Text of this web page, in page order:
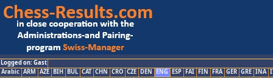
Logged on: Gast
Arabic ARM AZE BIH BUL CAT CHN CRO CZE DEN ENG ESP FAI FIN FRA GER GRE INA